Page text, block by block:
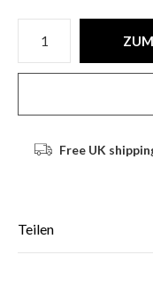
Free UK
Teilen